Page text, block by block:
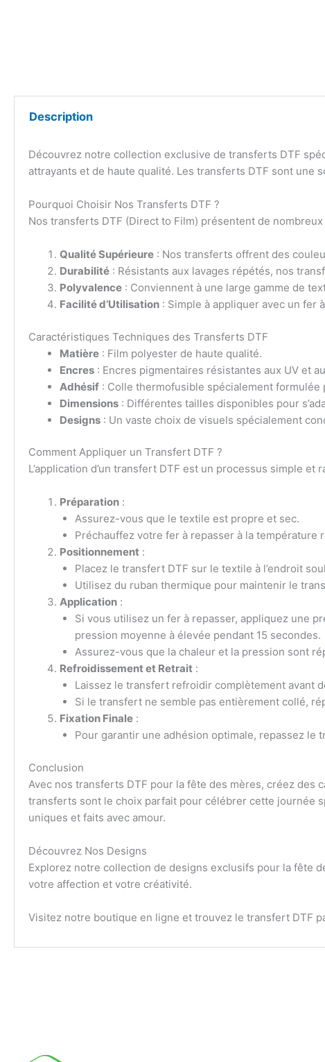
Description
Découvrez notre collection exclusive de transferts DTF
attrayants et de haute qualité. Les transferts DTF sont
Pourquoi Choisir Nos Transferts DTF ?
Nos transferts DTF (Direct to Film) présentent de
Qualité Supérieure: Nos transferts offrent des
Durabilité: Résistants aux lavages répétés, nos
Polyvalence: Conviennent à une large gamme de
Facilité d’Utilisation: Simple à appliquer avec un fer
Caractéristiques Techniques des Transferts DTF
Matière: Film polyester de haute qualité.
Encres: Encres pigmentaires résistantes aux UV et
Adhésif: Colle thermofusible spécialement formulée
Dimensions: Différentes tailles disponibles pour
Designs: Un vaste choix de visuels spécialement
Comment Appliquer un Transfert DTF ?
L’application d’un transfert DTF est un processus simple
Préparation:
Assurez-vous que le textile est propre et sec.
Préchauffez votre fer à repasser à la température
Positionnement:
Placez le transfert DTF sur le textile à l’endroit
Utilisez du ruban thermique pour maintenir le
Application:
Si vous utilisez un fer à repasser, appliquez une
pression moyenne à élevée pendant 15 secondes.
Assurez-vous que la chaleur et la pression sont
Refroidissement et Retrait:
Laissez le transfert refroidir complètement avant
Si le transfert ne semble pas entièrement collé,
Fixation Finale:
Pour garantir une adhésion optimale, repassez
Conclusion
Avec nos transferts DTF pour la fête des mères, créez des
transferts sont le choix parfait pour célébrer cette journée
uniques et faits avec amour.
Découvrez Nos Designs
Explorez notre collection de designs exclusifs pour la fête
votre affection et votre créativité.
Visitez notre boutique en ligne et trouvez le transfert DTF